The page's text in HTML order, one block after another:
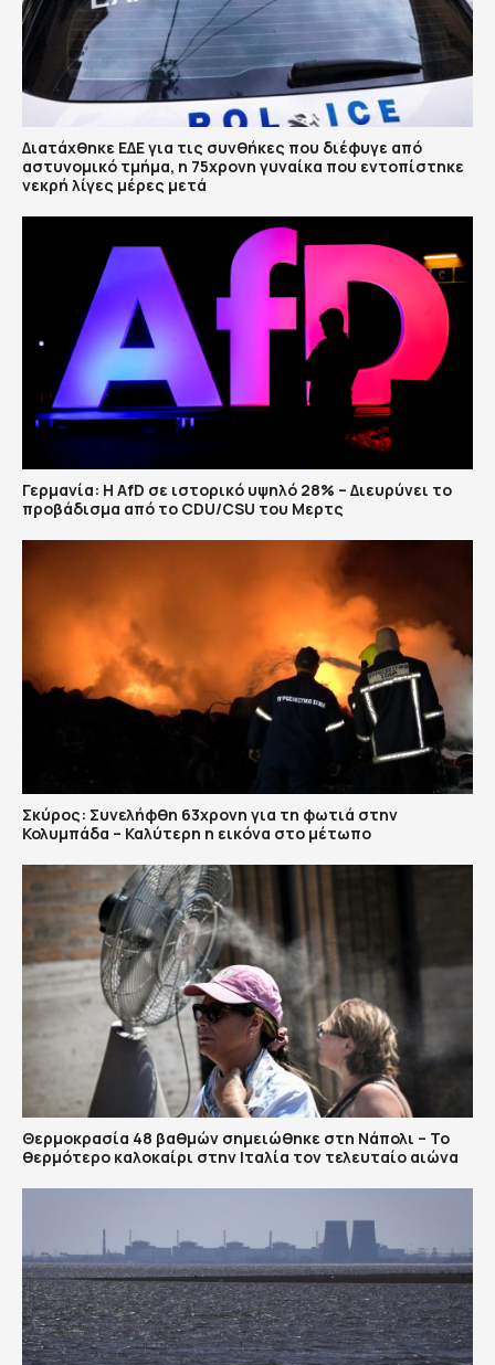
Διατάχθηκε ΕΔΕ για τις συνθήκες που διέφυγε από
αστυνομικό τμήμα, η 75χρονη γυναίκα που εντοπίστηκε
νεκρή λίγες μέρες μετά
Γερμανία: Η AfD σε ιστορικό υψηλό 28% – Διευρύνει το
προβάδισμα από το CDU/CSU του Μερτς
Σκύρος: Συνελήφθη 63χρονη για τη φωτιά στην
Κολυμπάδα – Καλύτερη η εικόνα στο μέτωπο
Θερμοκρασία 48 βαθμών σημειώθηκε στη Νάπολι – Το
θερμότερο καλοκαίρι στην Ιταλία τον τελευταίο αιώνα